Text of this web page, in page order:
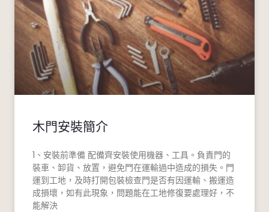
木門安裝簡介
1、安裝前準備 配備齊安裝使用機器、工具。負責門的
裝車、卸貨、放置，避免門在運輸過中造成的損失。門
運到工地，及時打開包裝檢查門是否有因運輸、搬運造
成損壞，如有此現象，問題能在工地修復要處理好，不
能解決